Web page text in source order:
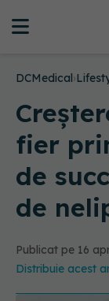
DCMedical›
fier
de
de
Publicat pe 16
Distribuie acest